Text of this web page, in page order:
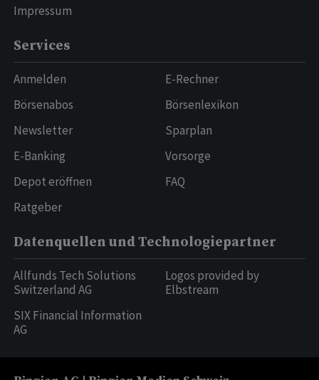
Impressum
Services
Anmelden
Börsenabos
Newsletter
E-Banking
Depot eröffnen
Ratgeber
E-Rechner
Börsenlexikon
Sparplan
Vorsorge
FAQ
Datenquellen und Technologiepartner
Allfunds Tech Solutions
Switzerland AG
SIX Financial Information
AG
Logos provided by
Elbstream